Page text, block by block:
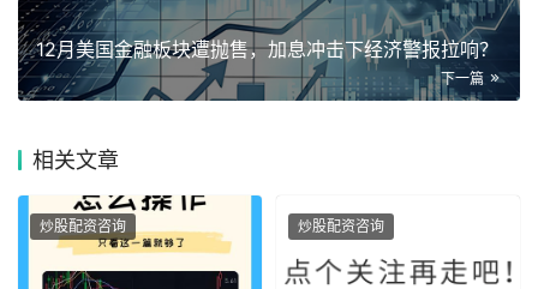
12月美国金融板块遭抛售，加息冲击下经济警报拉响？
下一篇
相关文章
炒股配资咨询 炒股配资咨询